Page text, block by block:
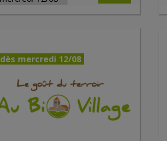
dès mercredi 12/08